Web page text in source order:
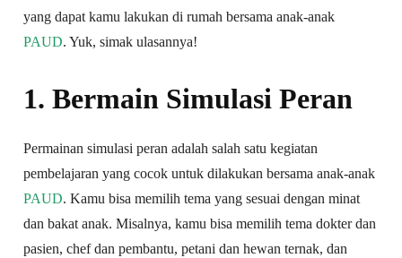
yang dapat kamu lakukan di rumah bersama anak-anak
PAUD. Yuk, simak ulasannya!
1. Bermain Simulasi Peran
Permainan simulasi peran adalah salah satu kegiatan
pembelajaran yang cocok untuk dilakukan bersama anak-anak
PAUD. Kamu bisa memilih tema yang sesuai dengan minat
dan bakat anak. Misalnya, kamu bisa memilih tema dokter dan
pasien, chef dan pembantu, petani dan hewan ternak, dan